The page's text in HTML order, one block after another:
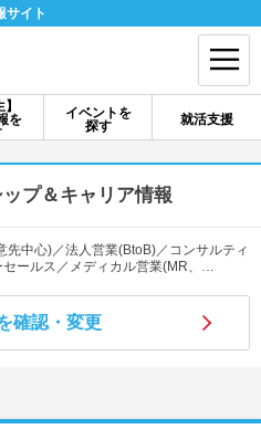
サイト
を
イベントを
探す
就活支援
ログイン
会員ID・パスワードを忘れた方はこちら
年生】
を探す
【1～3年生】
インターンを探す
プ＆キャリア情報
先中心)／法人営業(BtoB)／コンサルティ
セールス／メディカル営業(MR、…
確認・変更